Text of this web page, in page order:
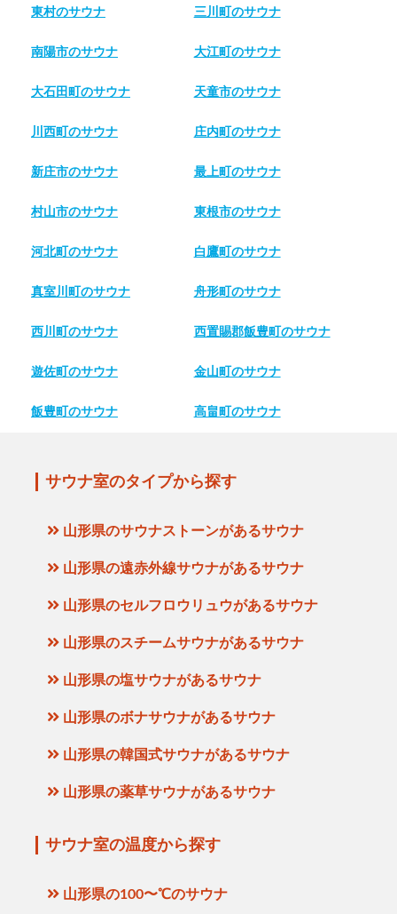
東村のサウナ 三川町のサウナ
南陽市のサウナ 大江町のサウナ
大石田町のサウナ 天童市のサウナ
川西町のサウナ 庄内町のサウナ
新庄市のサウナ 最上町のサウナ
村山市のサウナ 東根市のサウナ
河北町のサウナ 白鷹町のサウナ
真室川町のサウナ 舟形町のサウナ
西川町のサウナ 西置賜郡飯豊町のサウナ
遊佐町のサウナ 金山町のサウナ
飯豊町のサウナ 高畠町のサウナ
サウナ室のタイプから探す
山形県のサウナストーンがあるサウナ
山形県の遠赤外線サウナがあるサウナ
山形県のセルフロウリュウがあるサウナ
山形県のスチームサウナがあるサウナ
山形県の塩サウナがあるサウナ
山形県のボナサウナがあるサウナ
山形県の韓国式サウナがあるサウナ
山形県の薬草サウナがあるサウナ
サウナ室の温度から探す
山形県の100〜℃のサウナ